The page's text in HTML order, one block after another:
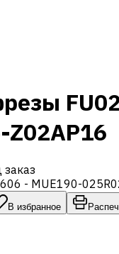
Z02AP16
- MUE190-
В избранное